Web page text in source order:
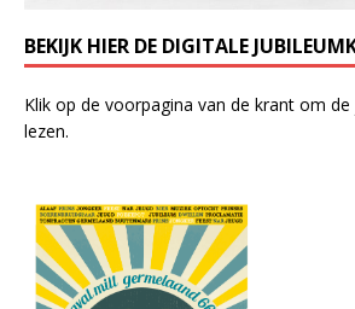
BEKIJK HIER DE DIGITALE
Klik op de voorpagina van de krant om
lezen.